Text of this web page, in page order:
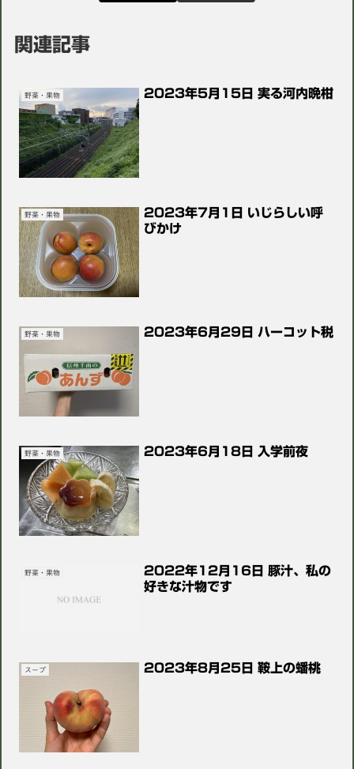
関連記事
野菜・果物 2023年5月15日 実る河内晩柑
野菜・果物
2023年7月1日 いじらしい呼
びかけ
野菜・果物 2023年6月29日 ハーコット税
野菜・果物 2023年6月18日 入学前夜
野菜・果物
2022年12月16日 豚汁、私の
好きな汁物です
スープ 2023年8月25日 鞍上の蟠桃